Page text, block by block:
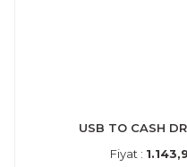
USB TO CASH
Fiyat :